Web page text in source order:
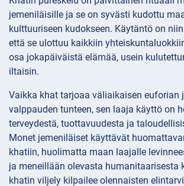
jemeniläisille ja se on syvästi kudottu
kulttuuriseen kudokseen. Käytäntö on
että se ulottuu kaikkiin
osa jokapäiväistä elämää, usein
iltaisin.
Vaikka khat tarjoaa väliaikaisen euforian
valppauden tunteen, sen laaja käyttö on
terveydestä, tuottavuudesta ja
Monet jemeniläiset käyttävät
khatiin, huolimatta maan laajalle
ja meneillään olevasta humanitaarisesta
khatin viljely kilpailee olennaisten